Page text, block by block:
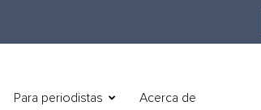
Para periodistas Acerca de